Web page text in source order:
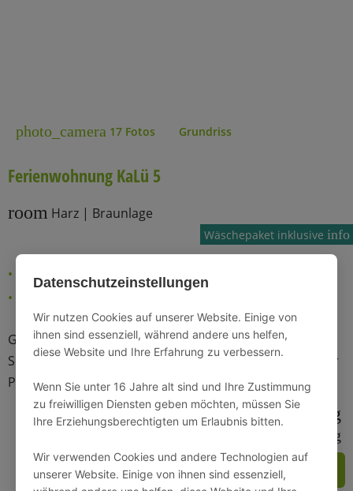
Datenschutzeinstellungen
Wir nutzen Cookies auf unserer Website. Einige von
ihnen sind essenziell, während andere uns helfen,
diese Website und Ihre Erfahrung zu verbessern.
Wenn Sie unter 16 Jahre alt sind und Ihre Zustimmung
zu freiwilligen Diensten geben möchten, müssen Sie
Ihre Erziehungsberechtigten um Erlaubnis bitten.
Wir verwenden Cookies und andere Technologien auf
unserer Website. Einige von ihnen sind essenziell,
photo_camera 17 Fotos Grundriss
Ferienwohnung KaLü 5
room Harz | Braunlage
Wäschepaket inklusive info
46m² Wohnfläche
Gemütliche Dachgeschosswohnung mit separatem
Schlafzimmer und gemütlichem Wohnbereich - ideal für
Paare.
wifi bathtub local_parking
sound_detection_dog_barking
ZUM ANGEBOT